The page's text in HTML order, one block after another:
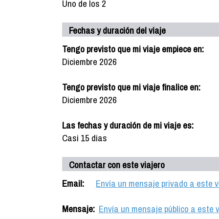
Uno de los 2
Fechas y duración del viaje
Tengo previsto que mi viaje empiece en:
Diciembre 2026
Tengo previsto que mi viaje finalice en:
Diciembre 2026
Las fechas y duración de mi viaje es:
Casi 15 dias
Contactar con este viajero
Email:
Envía un mensaje privado a este
Mensaje: Envía un mensaje público a este